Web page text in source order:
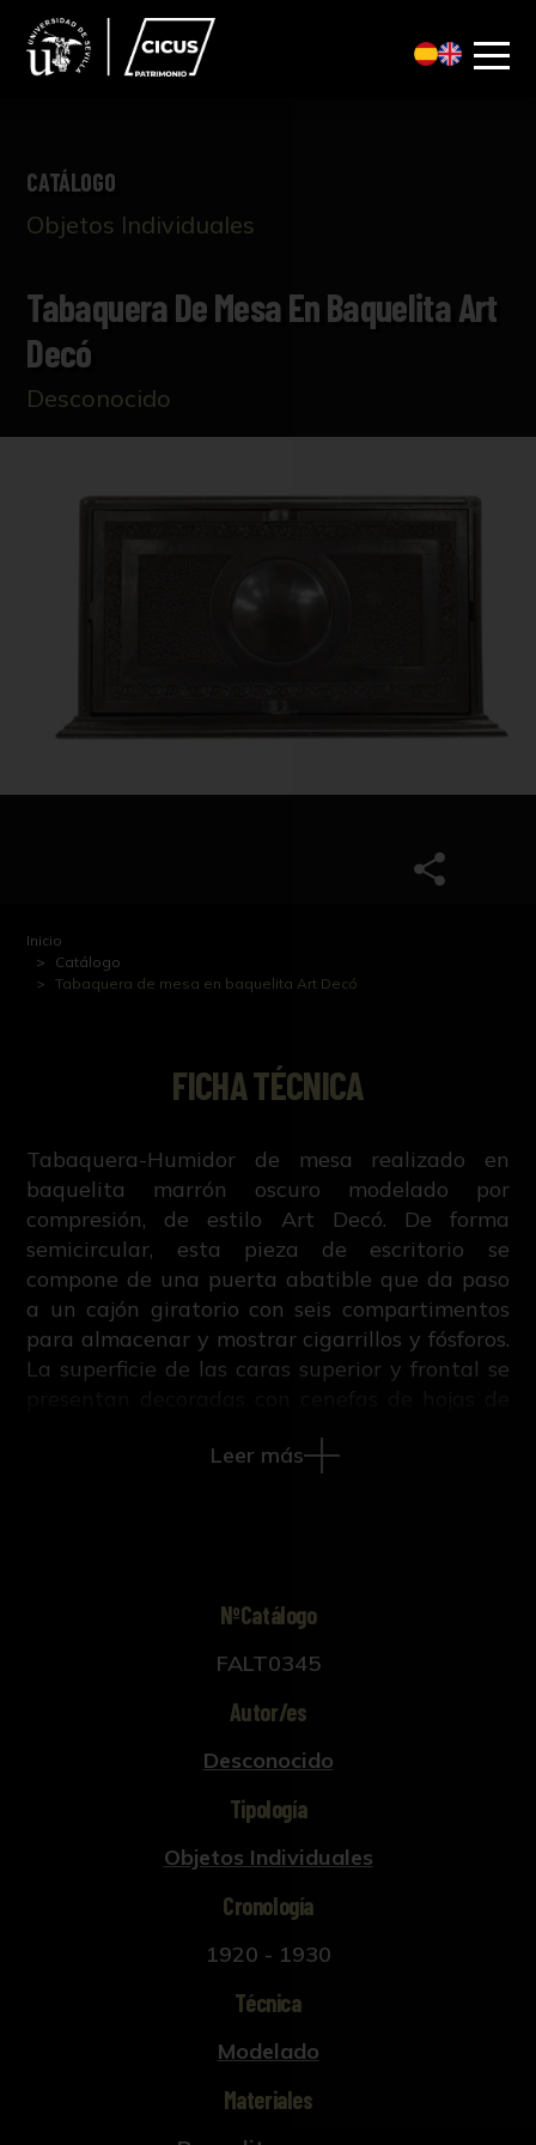
CATÁLOGO
Objetos Individuales
Tabaquera De Mesa En Baquelita Art
Decó
Desconocido
Inicio
Catálogo
Tabaquera de mesa en baquelita Art Decó
FICHA TÉCNICA
Tabaquera-Humidor de mesa realizado en
baquelita marrón oscuro modelado por
compresión, de estilo Art Decó. De forma
semicircular, esta pieza de escritorio se
compone de una puerta abatible que da paso
a un cajón giratorio con seis compartimentos
para almacenar y mostrar cigarrillos y fósforos.
La superficie de las caras superior y frontal se
convexo en el centro, descansando la pieza en
Schneider Brothers (Chicago). Este diseño
también se encuentra en tabaqueras
humidores idénticas fabricadas en Inglaterra
como "Linsden Ware" durante la década de
Leer más
NºCatálogo
FALT0345
Autor/es
Desconocido
Tipología
Objetos Individuales
Cronología
1920 - 1930
Técnica
Modelado
Materiales